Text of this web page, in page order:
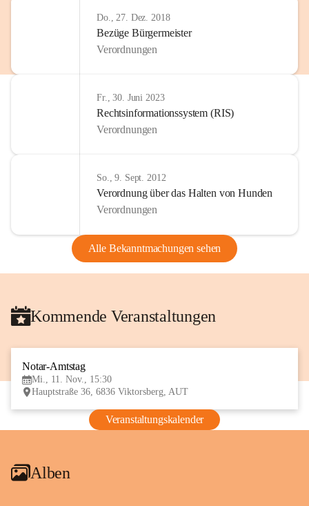
Do., 27. Dez. 2018
Bezüge Bürgermeister
Verordnungen
Fr., 30. Juni 2023
Rechtsinformationssystem (RIS)
Verordnungen
So., 9. Sept. 2012
Verordnung über das Halten von Hunden
Verordnungen
Alle Bekanntmachungen sehen
Kommende Veranstaltungen
Notar-Amtstag
Mi., 11. Nov., 15:30
Hauptstraße 36, 6836 Viktorsberg, AUT
Veranstaltungskalender
Alben